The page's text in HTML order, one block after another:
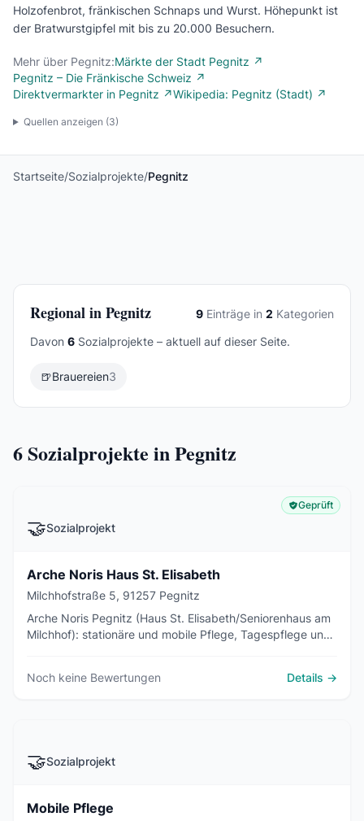
Holzofenbrot, fränkischen Schnaps und Wurst. Höhepunkt ist
der Bratwurstgipfel mit bis zu 20.000 Besuchern.
Mehr über Pegnitz:Märkte der Stadt Pegnitz ↗
Pegnitz – Die Fränkische Schweiz ↗
Direktvermarkter in Pegnitz ↗Wikipedia: Pegnitz (Stadt) ↗
Quellen anzeigen (3)
Startseite/Sozialprojekte/Pegnitz
Regional in Pegnitz 9 Einträge in 2 Kategorien
Davon 6 Sozialprojekte – aktuell auf dieser Seite.
🍺Brauereien3
6Sozialprojekte in Pegnitz
🤝Sozialprojekt
Geprüft
Arche Noris Haus St. Elisabeth
Milchhofstraße 5, 91257 Pegnitz
Arche Noris Pegnitz (Haus St. Elisabeth/Seniorenhaus am
Milchhof): stationäre und mobile Pflege, Tagespflege und
Noch keine Bewertungen Details →
🤝Sozialprojekt
Mobile Pflege